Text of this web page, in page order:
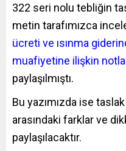
322 seri nolu tebliğin
metin tarafımızca
ücreti ve ısınma
muafiyetine ilişkin
paylaşılmıştı.
Bu yazımızda ise
arasındaki farklar ve
paylaşılacaktır.